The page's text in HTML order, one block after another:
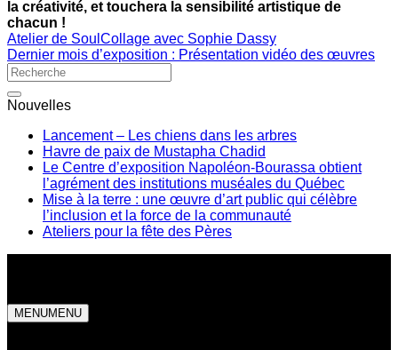
la créativité, et touchera la sensibilité artistique de
chacun !
Atelier de SoulCollage avec Sophie Dassy
Dernier mois d’exposition : Présentation vidéo des œuvres
Nouvelles
Lancement – Les chiens dans les arbres
Havre de paix de Mustapha Chadid
Le Centre d’exposition Napoléon-Bourassa obtient
l’agrément des institutions muséales du Québec
Mise à la terre : une œuvre d’art public qui célèbre
l’inclusion et la force de la communauté
Ateliers pour la fête des Pères
MENUMENU